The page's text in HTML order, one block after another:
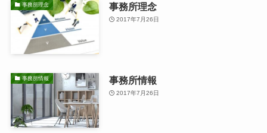
事務所理念 事務所理念
2017年7月26日
事務所情報 事務所情報
2017年7月26日